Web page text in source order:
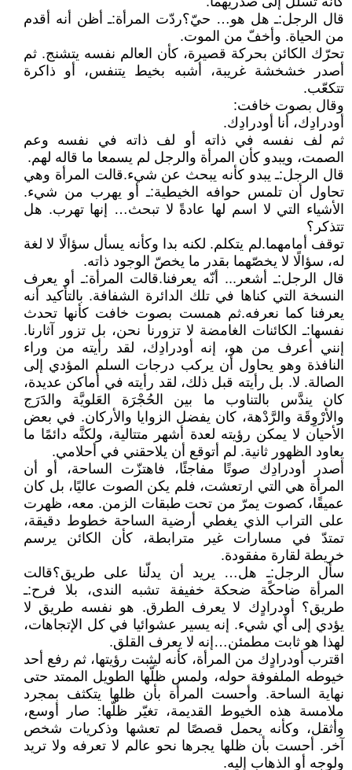
قال الرجل: ـ هل هو… حيّ؟ ردّت المرأة: ـ أظن أنه أقدم
من الحياة. وأخفّ من الموت.
تحرّك الكائن بحركة قصيرة، كأن العالم نفسه يتشنج. ثم
أصدر خشخشة غريبة، أشبه بخيط يتنفس، أو ذاكرة
تتكعّب.
وقال بصوت خافت:
أودرادِك، أنا أودرادِك.
ثم لف نفسه في ذاته أو لف ذاته في نفسه وعم
الصمت، ويبدو كأن المرأة والرجل لم يسمعا ما قاله لهم.
قال الرجل: ـ يبدو كأنه يبحث عن شيء. قالت المرأة وهي
تحاول أن تلمس حوافه الخيطية: ـ أو يهرب من شيء.
الأشياء التي لا اسم لها عادةً لا تبحث… إنها تهرب. هل
تتذكر؟
توقف أمامهما. لم يتكلم. لكنه بدا وكأنه يسأل سؤالًا لا لغة
له، سؤالًا لا يخصّهما بقدر ما يخصّ الوجود ذاته.
قال الرجل: ـ أشعر... أنّه يعرفنا. قالت المرأة: ـ أو يعرف
النسخة التي كناها في تلك الدائرة الشفافة. بالتأكيد أنه
يعرفنا كما نعرفه. ثم همست بصوت خافت كأنها تحدث
نفسها: ـ الكائنات الغامضة لا تزورنا نحن، بل تزور آثارنا.
إنني أعرف من هو، إنه أودرادِك، لقد رأيته من وراء
النافذة وهو يحاول أن يركب درجات السلم المؤدي إلى
الصالة. لا. بل رأيته قبل ذلك، لقد رأيته في أماكن عديدة،
كان يندَّس بالتناوب ما بين الحُجْرَة العَلويَّة والدََرَج
والأرْوِقَة والرَّدْهة، كان يفضل الزوايا والأركان. في بعض
الأحيان لا يمكن رؤيته لعدة أشهر متتالية، ولكنَّه دائمًا ما
يعاود الظهور ثانية. لم أتوقع أن يلاحقني في أحلامي.
أصدر أودرادِك صوتًا مفاجئًا، فاهتزّت الساحة، أو أن
المرأة هي التي ارتعشت، فلم يكن الصوت عاليًا، بل كان
عميقًا، كصوت يمرّ من تحت طبقات الزمن. معه، ظهرت
على التراب الذي يغطي أرضية الساحة خطوط دقيقة،
تمتدّ في مسارات غير مترابطة، كأن الكائن يرسم
خريطة لقارة مفقودة.
سأل الرجل: ـ هل… يريد أن يدلّنا على طريق؟ قالت
المرأة ضاحكًة ضحكة خفيفة تشبه الندى، بلا فرح: ـ
طريق؟ أودرادٍك لا يعرف الطرق. هو نفسه طريق لا
يؤدي إلى أي شيء. إنه يسير عشوائيا في كل الإتجاهات،
لهذا هو ثابت مطمئن…إنه لا يعرف القلق.
اقترب أودرادٍك من المرأة، كأنه ليثبت رؤيتها، ثم رفع أحد
خيوطه الملفوفة حوله، ولمس ظلّها الطويل الممتد حتى
نهاية الساحة. وأحست المرأة بأن ظلها يتكثف بمجرد
ملامسة هذه الخيوط القديمة، تغيّر ظلّها: صار أوسع،
وأثقل، وكأنه يحمل قصصًا لم تعشها وذكريات شخص
آخر. أحست بأن ظلها يجرها نحو عالم لا تعرفه ولا تريد
ولوجه أو الذهاب إليه.